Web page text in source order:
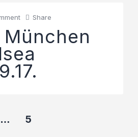
Share
München
… 5